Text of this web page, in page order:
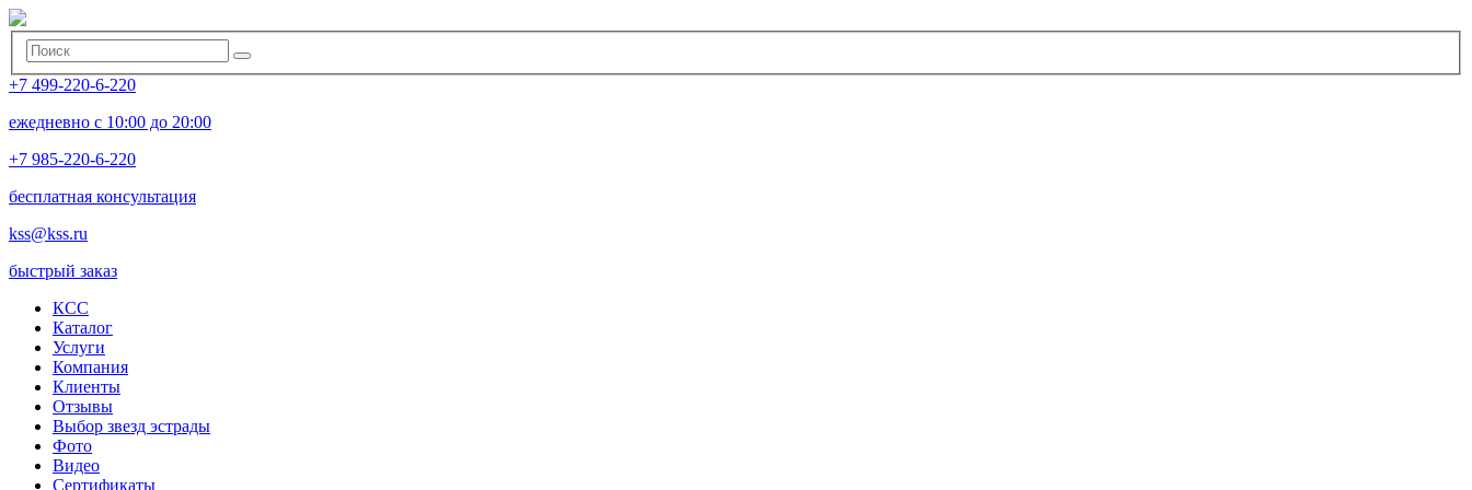
+7 499-220-6-220
ежедневно с 10:00 до 20:00
+7 985-220-6-220
бесплатная консультация
kss@kss.ru
быстрый заказ
КСС
Каталог
Услуги
Компания
Клиенты
Oтзывы
Выбор звезд эстрады
Фото
Видео
Сертификаты